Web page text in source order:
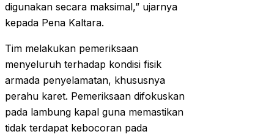
digunakan secara maksimal,” ujarnya
kepada Pena Kaltara.
Tim melakukan pemeriksaan
menyeluruh terhadap kondisi fisik
armada penyelamatan, khususnya
perahu karet. Pemeriksaan difokuskan
pada lambung kapal guna memastikan
tidak terdapat kebocoran pada